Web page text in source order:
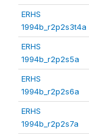
ERHS
1994b_r2p2s3t4a
ERHS
1994b_r2p2s5a
ERHS
1994b_r2p2s6a
ERHS
1994b_r2p2s7a